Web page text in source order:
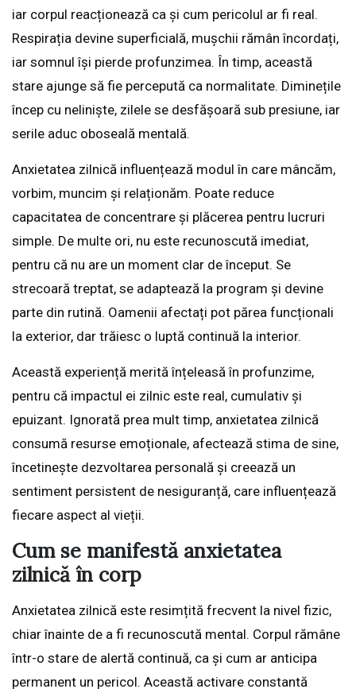
iar corpul reacționează ca și cum pericolul ar fi real.
Respirația devine superficială, mușchii rămân încordați,
iar somnul își pierde profunzimea. În timp, această
stare ajunge să fie percepută ca normalitate. Diminețile
încep cu neliniște, zilele se desfășoară sub presiune, iar
serile aduc oboseală mentală.
Anxietatea zilnică influențează modul în care mâncăm,
vorbim, muncim și relaționăm. Poate reduce
capacitatea de concentrare și plăcerea pentru lucruri
simple. De multe ori, nu este recunoscută imediat,
pentru că nu are un moment clar de început. Se
strecoară treptat, se adaptează la program și devine
parte din rutină. Oamenii afectați pot părea funcționali
la exterior, dar trăiesc o luptă continuă la interior.
Această experiență merită înțeleasă în profunzime,
pentru că impactul ei zilnic este real, cumulativ și
epuizant. Ignorată prea mult timp, anxietatea zilnică
consumă resurse emoționale, afectează stima de sine,
încetinește dezvoltarea personală și creează un
sentiment persistent de nesiguranță, care influențează
fiecare aspect al vieții.
Cum se manifestă anxietatea
zilnică în corp
Anxietatea zilnică este resimțită frecvent la nivel fizic,
chiar înainte de a fi recunoscută mental. Corpul rămâne
într-o stare de alertă continuă, ca și cum ar anticipa
permanent un pericol. Această activare constantă